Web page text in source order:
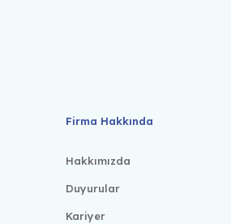
Firma Hakkında
Hakkımızda
Duyurular
Kariyer